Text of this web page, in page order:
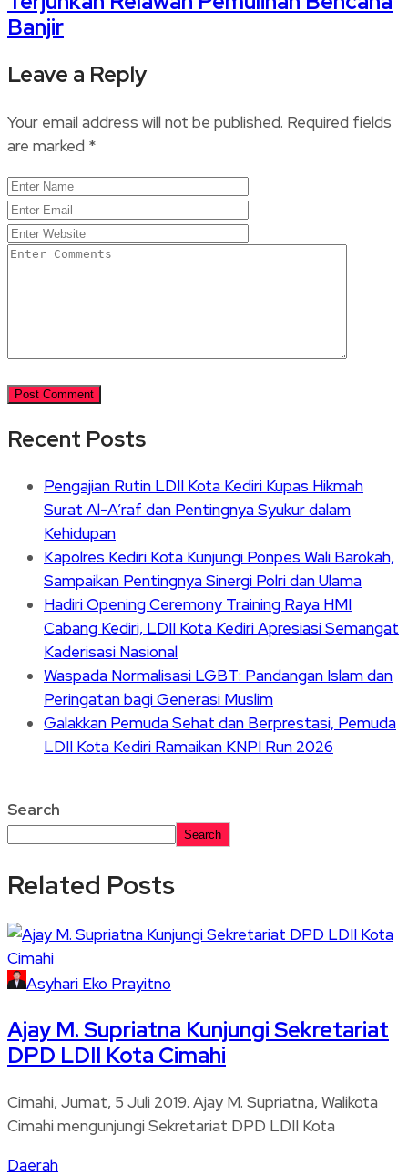
Banjir
Leave a Reply
Your email address will not be published. Required fields
are marked *
Recent Posts
Pengajian Rutin LDII Kota Kediri Kupas Hikmah
Surat Al-A’raf dan Pentingnya Syukur dalam
Kehidupan
Kapolres Kediri Kota Kunjungi Ponpes Wali Barokah,
Sampaikan Pentingnya Sinergi Polri dan Ulama
Hadiri Opening Ceremony Training Raya HMI
Cabang Kediri, LDII Kota Kediri Apresiasi Semangat
Kaderisasi Nasional
Waspada Normalisasi LGBT: Pandangan Islam dan
Peringatan bagi Generasi Muslim
Galakkan Pemuda Sehat dan Berprestasi, Pemuda
LDII Kota Kediri Ramaikan KNPI Run 2026
Search
Search
Related Posts
Asyhari Eko Prayitno
Ajay M. Supriatna Kunjungi Sekretariat
DPD LDII Kota Cimahi
Cimahi, Jumat, 5 Juli 2019. Ajay M. Supriatna, Walikota
Cimahi mengunjungi Sekretariat DPD LDII Kota
Daerah